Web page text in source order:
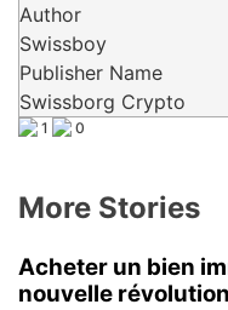
Author
Swissboy
Publisher Name
Swissborg Crypto
1 0
More Stories
Acheter un bien
nouvelle